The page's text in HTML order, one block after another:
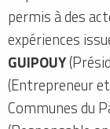
permis à des
expériences
GUIPOUY
(Entrepreneur
Communes du